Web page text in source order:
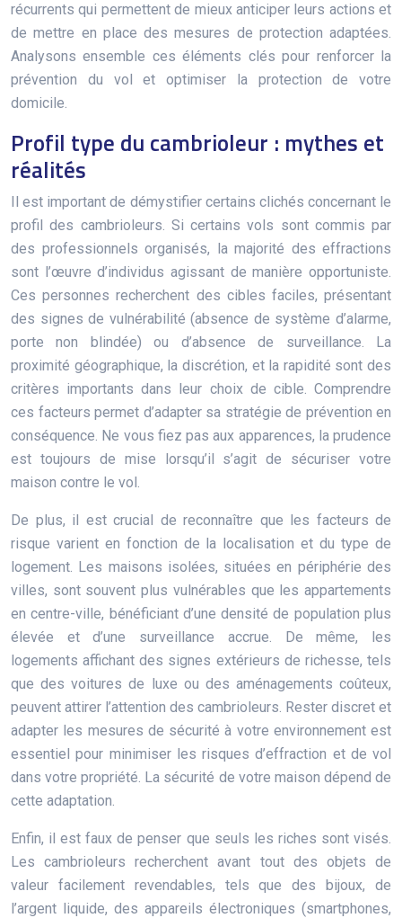
récurrents qui permettent de mieux anticiper leurs actions et
de mettre en place des mesures de protection adaptées.
Analysons ensemble ces éléments clés pour renforcer la
prévention du vol et optimiser la protection de votre
domicile.
Profil type du cambrioleur : mythes et
réalités
Il est important de démystifier certains clichés concernant le
profil des cambrioleurs. Si certains vols sont commis par
des professionnels organisés, la majorité des effractions
sont l’œuvre d’individus agissant de manière opportuniste.
Ces personnes recherchent des cibles faciles, présentant
des signes de vulnérabilité (absence de système d’alarme,
porte non blindée) ou d’absence de surveillance. La
proximité géographique, la discrétion, et la rapidité sont des
critères importants dans leur choix de cible. Comprendre
ces facteurs permet d’adapter sa stratégie de prévention en
conséquence. Ne vous fiez pas aux apparences, la prudence
est toujours de mise lorsqu’il s’agit de sécuriser votre
maison contre le vol.
De plus, il est crucial de reconnaître que les facteurs de
risque varient en fonction de la localisation et du type de
logement. Les maisons isolées, situées en périphérie des
villes, sont souvent plus vulnérables que les appartements
en centre-ville, bénéficiant d’une densité de population plus
élevée et d’une surveillance accrue. De même, les
logements affichant des signes extérieurs de richesse, tels
que des voitures de luxe ou des aménagements coûteux,
peuvent attirer l’attention des cambrioleurs. Rester discret et
adapter les mesures de sécurité à votre environnement est
essentiel pour minimiser les risques d’effraction et de vol
dans votre propriété. La sécurité de votre maison dépend de
cette adaptation.
Enfin, il est faux de penser que seuls les riches sont visés.
Les cambrioleurs recherchent avant tout des objets de
valeur facilement revendables, tels que des bijoux, de
l’argent liquide, des appareils électroniques (smartphones,